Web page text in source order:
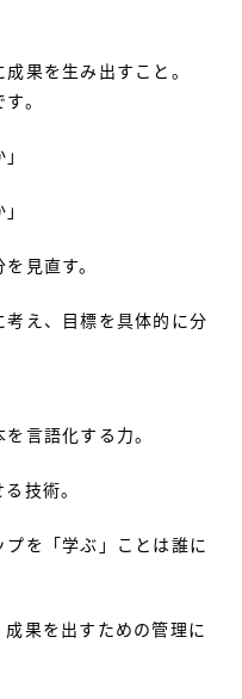
果を生み出すこと。
。
見直す。
え、目標を具体的に分
言語化する力。
技術。
を「学ぶ」ことは誰に
成果を出すための管理に